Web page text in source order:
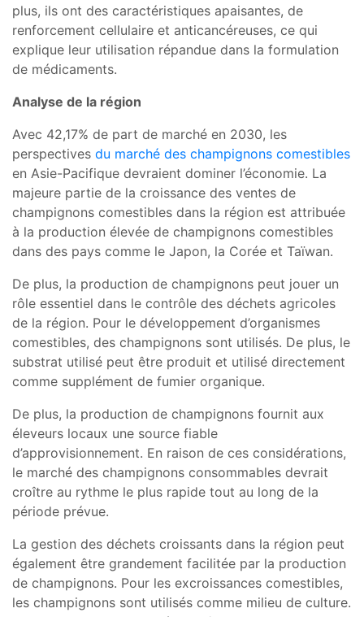
plus, ils ont des caractéristiques apaisantes, de
renforcement cellulaire et anticancéreuses, ce qui
explique leur utilisation répandue dans la formulation
de médicaments.
Analyse de la région
Avec 42,17% de part de marché en 2030, les
perspectives du marché des champignons comestibles
en Asie-Pacifique devraient dominer l’économie. La
majeure partie de la croissance des ventes de
champignons comestibles dans la région est attribuée
à la production élevée de champignons comestibles
dans des pays comme le Japon, la Corée et Taïwan.
De plus, la production de champignons peut jouer un
rôle essentiel dans le contrôle des déchets agricoles
de la région. Pour le développement d’organismes
comestibles, des champignons sont utilisés. De plus, le
substrat utilisé peut être produit et utilisé directement
comme supplément de fumier organique.
De plus, la production de champignons fournit aux
éleveurs locaux une source fiable
d’approvisionnement. En raison de ces considérations,
le marché des champignons consommables devrait
croître au rythme le plus rapide tout au long de la
période prévue.
La gestion des déchets croissants dans la région peut
également être grandement facilitée par la production
de champignons. Pour les excroissances comestibles,
les champignons sont utilisés comme milieu de culture.